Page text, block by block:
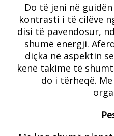
Do të jeni në
kontrasti i të cilëve
disi të pavendosur,
shumë energji.
diçka në aspektin
kenë takime të
do i tërheqë.